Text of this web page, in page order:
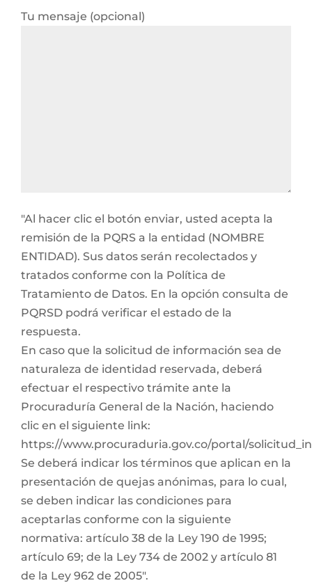
Tu mensaje (opcional)
"Al hacer clic el botón enviar, usted acepta la
remisión de la PQRS a la entidad (NOMBRE
ENTIDAD). Sus datos serán recolectados y
tratados conforme con la Política de
Tratamiento de Datos. En la opción consulta de
PQRSD podrá verificar el estado de la
respuesta.
En caso que la solicitud de información sea de
naturaleza de identidad reservada, deberá
efectuar el respectivo trámite ante la
Procuraduría General de la Nación, haciendo
clic en el siguiente link:
https://www.procuraduria.gov.co/portal/
Se deberá indicar los términos que aplican en la
presentación de quejas anónimas, para lo cual,
se deben indicar las condiciones para
aceptarlas conforme con la siguiente
normativa: artículo 38 de la Ley 190 de 1995;
artículo 69; de la Ley 734 de 2002 y artículo 81
de la Ley 962 de 2005".